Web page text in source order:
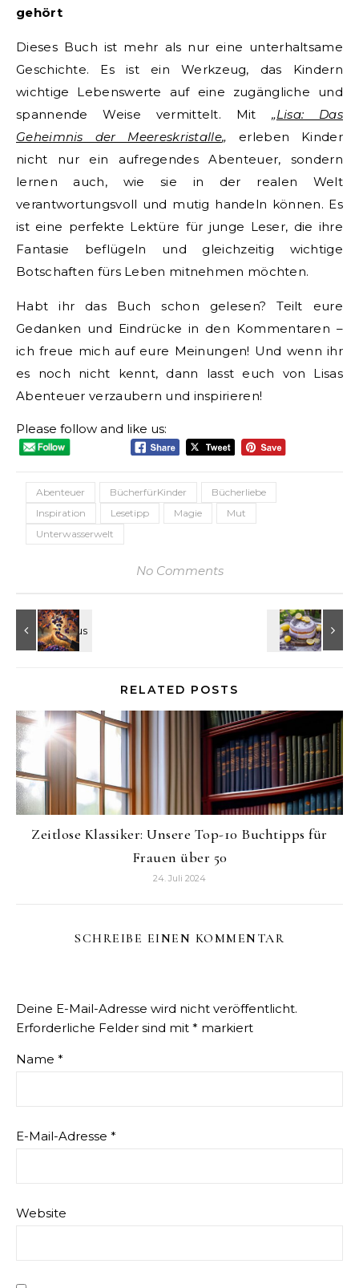
gehört
Dieses Buch ist mehr als nur eine unterhaltsame
Geschichte. Es ist ein Werkzeug, das Kindern
wichtige Lebenswerte auf eine zugängliche und
spannende Weise vermittelt. Mit „Lisa: Das
Geheimnis der Meereskristalle„ erleben Kinder
nicht nur ein aufregendes Abenteuer, sondern
lernen auch, wie sie in der realen Welt
verantwortungsvoll und mutig handeln können. Es
ist eine perfekte Lektüre für junge Leser, die ihre
Fantasie beflügeln und gleichzeitig wichtige
Botschaften fürs Leben mitnehmen möchten.
Habt ihr das Buch schon gelesen? Teilt eure
Gedanken und Eindrücke in den Kommentaren –
ich freue mich auf eure Meinungen! Und wenn ihr
es noch nicht kennt, dann lasst euch von Lisas
Abenteuer verzaubern und inspirieren!
Please follow and like us:
Abenteuer BücherfürKinder
Bücherliebe
Inspiration
Lesetipp Magie
Mut
Unterwasserwelt
No Comments
RELATED POSTS
Zeitlose Klassiker: Unsere Top-10 Buchtipps für
Frauen über 50
24. Juli 2024
SCHREIBE EINEN KOMMENTAR
Deine E-Mail-Adresse wird nicht veröffentlicht.
Erforderliche Felder sind mit * markiert
Name *
E-Mail-Adresse *
Website